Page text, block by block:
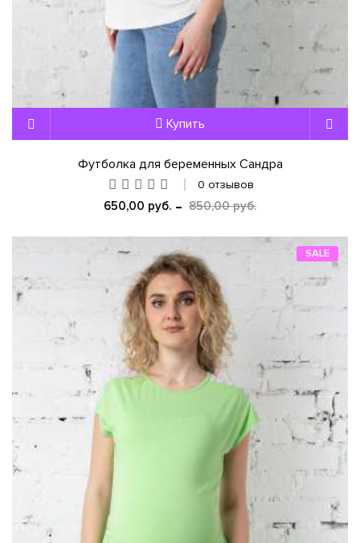
Купить
Футболка для беременных Сандра
0 отзывов
650,00 руб. 850,00 руб.
SALE